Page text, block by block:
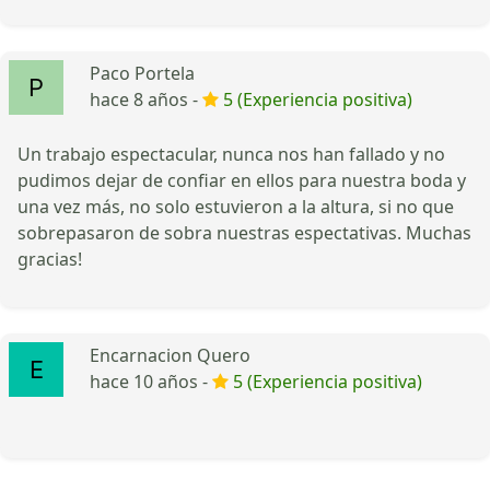
Paco Portela
hace 8 años -
5 (Experiencia positiva)
Un trabajo espectacular, nunca nos han fallado y no
pudimos dejar de confiar en ellos para nuestra boda y
una vez más, no solo estuvieron a la altura, si no que
sobrepasaron de sobra nuestras espectativas. Muchas
gracias!
Encarnacion Quero
hace 10 años -
5 (Experiencia positiva)